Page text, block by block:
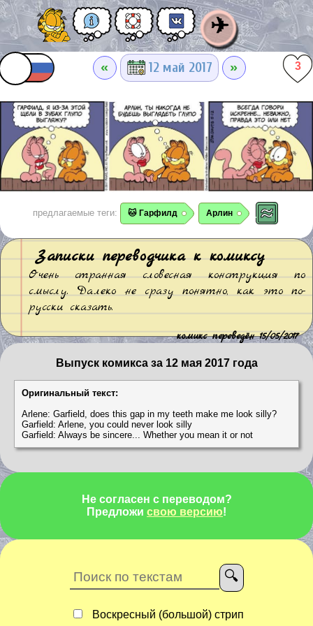
✈
« 12 май 2017 » 3
предлагаемые теги: 🐱 Гарфилд Арлин
Записки переводчика к комиксу
Очень странная словесная конструкция по
смыслу. Далеко не сразу понятно, как это по-
русски сказать.
комикс переведён 15/05/2017
Выпуск комикса за 12 мая 2017 года
Оригинальный текст:
Arlene: Garfield, does this gap in my teeth make me look silly?
Garfield: Arlene, you could never look silly
Garfield: Always be sincere... Whether you mean it or not
Не согласен с переводом?
Предложи свою версию!
Воскресный (большой) стрип